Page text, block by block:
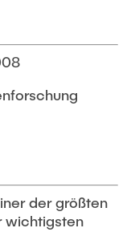
der größten
wichtigsten